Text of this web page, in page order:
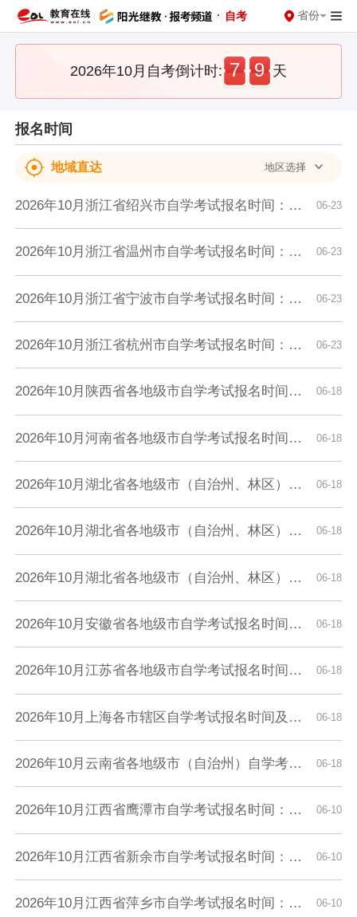
· 自考 省份
2026年10月自考倒计时: 7 9 天
报名时间
地区选择
地域直达
06-23
2026年10月浙江省绍兴市自学考试报名时间：7月6日8:30至10日16:30
06-23
2026年10月浙江省温州市自学考试报名时间：7月6日8:30至10日16:30
06-23
2026年10月浙江省宁波市自学考试报名时间：7月6日8:30至10日16:30
06-23
2026年10月浙江省杭州市自学考试报名时间：7月6日8:30至10日16:30
06-18
2026年10月陕西省各地级市自学考试报名时间及入口汇总
06-18
2026年10月河南省各地级市自学考试报名时间及入口汇总
06-18
2026年10月湖北省各地级市（自治州、林区）自学考试报名时间及入口汇总
06-18
2026年10月湖北省各地级市（自治州、林区）自学考试报名时间及入口汇总
06-18
2026年10月湖北省各地级市（自治州、林区）自学考试报名时间及入口汇总
06-18
2026年10月安徽省各地级市自学考试报名时间及入口汇总
06-18
2026年10月江苏省各地级市自学考试报名时间及入口汇总
06-18
2026年10月上海各市辖区自学考试报名时间及入口汇总
06-18
2026年10月云南省各地级市（自治州）自学考试报名时间及入口汇总
06-10
2026年10月江西省鹰潭市自学考试报名时间：6月19日至28日
06-10
2026年10月江西省新余市自学考试报名时间：6月19日至28日
06-10
2026年10月江西省萍乡市自学考试报名时间：6月19日至28日